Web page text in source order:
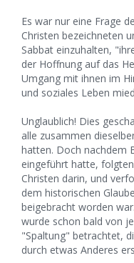
Es war nur eine Frage
Christen bezeichneten
Sabbat einzuhalten,
der Hoffnung auf das
Umgang mit ihnen im
und soziales Leben
Unglaublich! Dies
alle zusammen
hatten. Doch nachdem
eingeführt hatte,
Christen darin, und
dem historischen
beigebracht worden
wurde schon bald von
"Spaltung" betrachtet,
durch etwas Anderes